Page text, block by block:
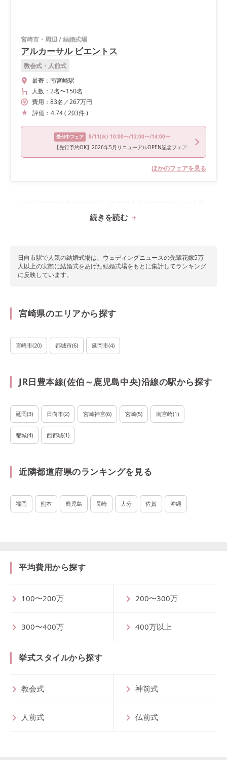
宮崎市・周辺/結婚式場
アルカーサル ビエントス
教会式・人前式
最寄： 南宮崎駅
人数： 2名〜150名
費用： 83名 ／267万円
評価： 4.74( 203件)
受付中フェア 8/11(火) 10:00〜/12:00〜/14:00〜
【先行予約OK】2026年5月リニューアルOPEN記念フェア
ほかのフェアを見る
の結婚式場2件をランキングで紹介！
続きを読む
日向市駅で人気の結婚式場は、ウェディングニュースの先輩花嫁5万
人以上の実際に結婚式をあげた結婚式場をもとに集計してランキング
に反映しています。
宮崎県のエリアから探す
宮崎市(20) 都城市(6) 延岡市(4)
JR日豊本線(佐伯～鹿児島中央)沿線の駅から探す
延岡(3) 日向市(2) 宮崎神宮(6) 宮崎(5) 南宮崎(1)
都城(4) 西都城(1)
近隣都道府県のランキングを見る
福岡 熊本 鹿児島 長崎 大分 佐賀 沖縄
平均費用から探す
100〜200万 200〜300万
300〜400万 400万以上
挙式スタイルから探す
教会式 神前式
人前式 仏前式